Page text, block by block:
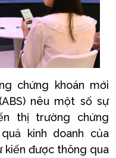
chứng khoán mới
nêu một số sự
thị trường chứng
kinh doanh của
kiến được thông qua